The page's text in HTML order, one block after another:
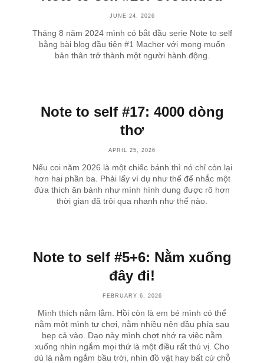
JUNE 24, 2026
Tháng 8 năm 2024 mình có bắt đầu serie Note to self
bằng bài blog đầu tiên #1 Macher với mong muốn
bản thân trở thành một người hành động.
Note to self #17: 4000 dòng
thơ
APRIL 25, 2026
Nếu coi năm 2026 là một chiếc bánh thì nó chỉ còn lại
hơn hai phần ba. Phải lấy ví dụ như thế để nhắc một
đứa thích ăn bánh như mình hình dung được rõ hơn
thời gian đã trôi qua nhanh như thế nào.
Note to self #5+6: Nằm xuống
đây đi!
FEBRUARY 6, 2026
Mình thích nằm lắm. Hồi còn là em bé mình có thể
nằm một mình tự chơi, nằm nhiều nên đầu phía sau
bẹp cả vào. Dạo này mình chợt nhớ ra việc nằm
xuống nhìn ngắm mọi thứ là một điều rất thú vị. Cho
dù là nằm ngắm bầu trời, nhìn đồ vật hay bất cứ chỗ